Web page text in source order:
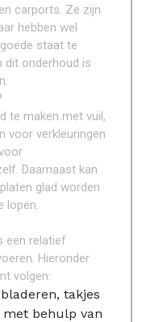
carports. Ze zijn
hebben wel
staat te
dit onderhoud is
te maken met vuil,
voor verkleuringen
Daarnaast kan
glad worden
lopen.
een relatief
Hieronder
volgen:
takjes
behulp van